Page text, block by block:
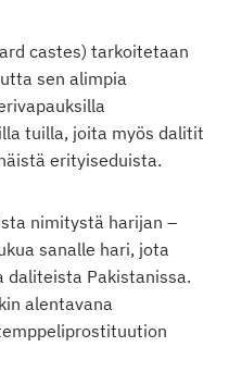
castes) tarkoitetaan
sen alimpia
tuilla, joita myös dalitit
erityiseduista.
nimitystä harijan –
sanalle hari, jota
daliteista Pakistanissa.
alentavana